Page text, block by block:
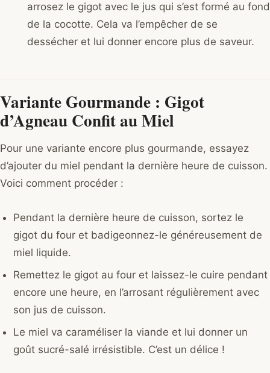
arrosez le gigot avec le jus qui s’est formé au fond
de la cocotte. Cela va l’empêcher de se
dessécher et lui donner encore plus de saveur.
Variante Gourmande : Gigot
d’Agneau Confit au Miel
Pour une variante encore plus gourmande, essayez
d’ajouter du miel pendant la dernière heure de cuisson.
Voici comment procéder :
Pendant la dernière heure de cuisson, sortez le
gigot du four et badigeonnez-le généreusement de
miel liquide.
Remettez le gigot au four et laissez-le cuire pendant
encore une heure, en l’arrosant régulièrement avec
son jus de cuisson.
Le miel va caraméliser la viande et lui donner un
goût sucré-salé irrésistible. C’est un délice !